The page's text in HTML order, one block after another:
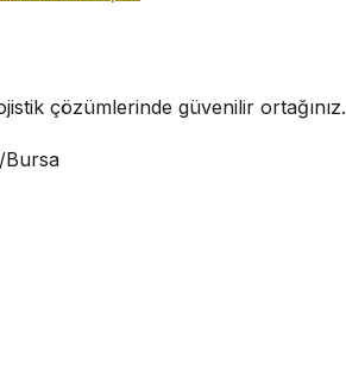
çözümlerinde güvenilir ortağınız.
Bursa